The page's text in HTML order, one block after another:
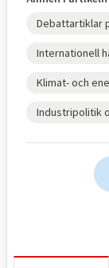
Debattartiklar
Internationell
Klimat- och
Industripolitik